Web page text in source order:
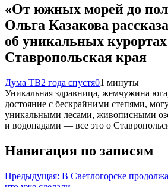
«От южных морей до
Ольга Казакова
об уникальных курортах
Ставропольская края
Дума ТВ2 года спустя01 минуты
Уникальная здравница, жемчужина
достояние с бескрайними степями,
уникальными лесами, живописными
и водопадами — все это о
Навигация по записям
Предыдущая: В Светлогорске